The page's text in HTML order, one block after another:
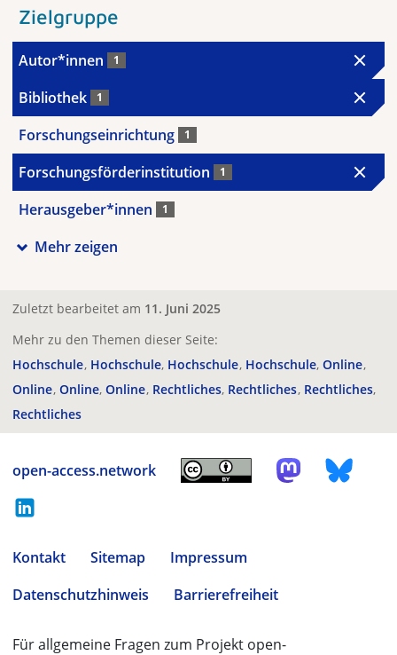
Zielgruppe
Autor*innen 1
Bibliothek 1
Forschungseinrichtung 1
Forschungsförderinstitution 1
Herausgeber*innen 1
Mehr zeigen
Zuletzt bearbeitet am 11. Juni 2025
Mehr zu den Themen dieser Seite:
Hochschule Hochschule Hochschule Hochschule Online
Online Online Online Rechtliches Rechtliches Rechtliches
Rechtliches
open-access.network
Kontakt Sitemap
Impressum
Datenschutzhinweis
Barrierefreiheit
Für allgemeine Fragen zum Projekt open-